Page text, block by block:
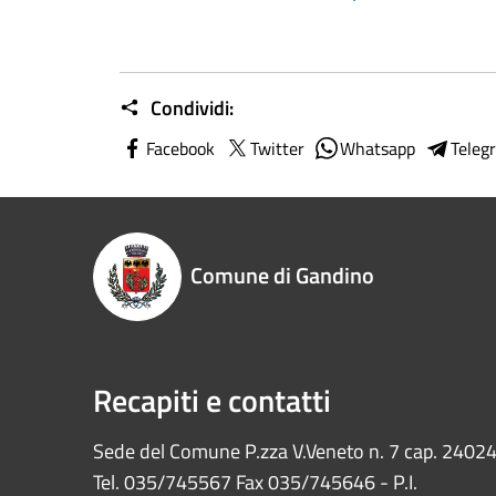
Condividi:
Facebook Twitter Whatsapp
Comune di Gandino
Recapiti e contatti
Sede del Comune P.zza V.Veneto n. 7 cap. 24024
Tel. 035/745567 Fax 035/745646 - P.I.